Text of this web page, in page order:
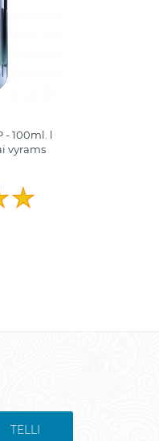
- 100ml. l
vyrams
TELLI